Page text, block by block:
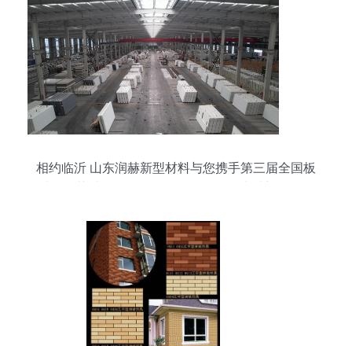
相约临沂 山东润赫新型材料与您携手第三届全国板